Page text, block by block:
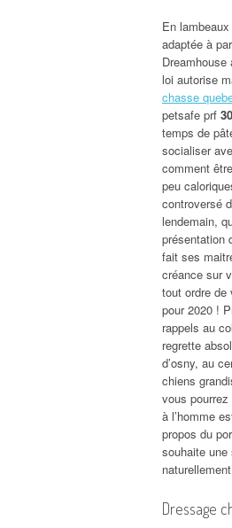
En
adaptée à
loi autorise
chasse
petsafe prf
temps de
socialiser
comment
peu
controversé
lendemain,
présentation
fait ses
créance sur
tout ordre de
pour 2020 !
rappels au
regrette
d’osny, au
chiens
vous
à l’homme
propos du
souhaite une
Dressage